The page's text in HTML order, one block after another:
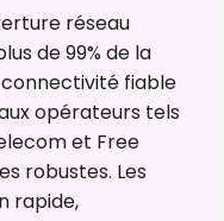
réseau
de 99% de la
fiable
opérateurs tels
et Free
robustes. Les
rapide,